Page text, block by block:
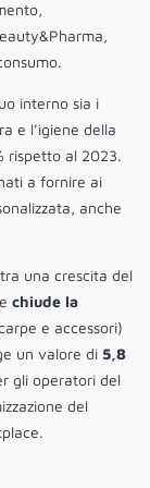
interno sia i
e l’igiene della
rispetto al 2023.
a fornire ai
anche
una crescita del
chiude la
e accessori)
un valore di 5,8
gli operatori del
del